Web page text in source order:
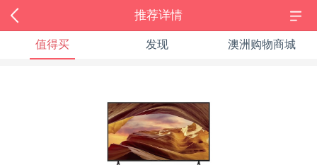
推荐详情
值得买 发现 澳洲购物商城